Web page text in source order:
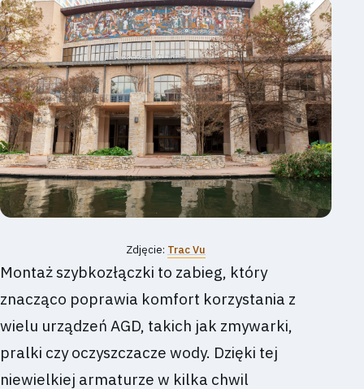
Zdjęcie: Trac Vu
Montaż szybkozłączki to zabieg, który
znacząco poprawia komfort korzystania z
wielu urządzeń AGD, takich jak zmywarki,
pralki czy oczyszczacze wody. Dzięki tej
niewielkiej armaturze w kilka chwil